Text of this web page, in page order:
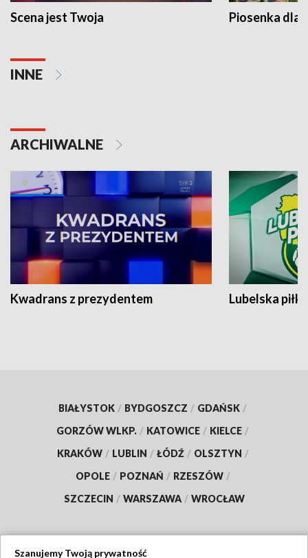
Scena jest Twoja Piosenka dla
INNE
ARCHIWALNE
Kwadrans z prezydentem Lubelska piłka
BIAŁYSTOK / BYDGOSZCZ / GDAŃSK /
GORZÓW WLKP. / KATOWICE / KIELCE /
KRAKÓW / LUBLIN / ŁÓDŹ / OLSZTYN /
OPOLE / POZNAŃ / RZESZÓW /
SZCZECIN / WARSZAWA / WROCŁAW
Szanujemy Twoją prywatność